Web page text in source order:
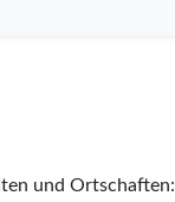
und Ortschaften: